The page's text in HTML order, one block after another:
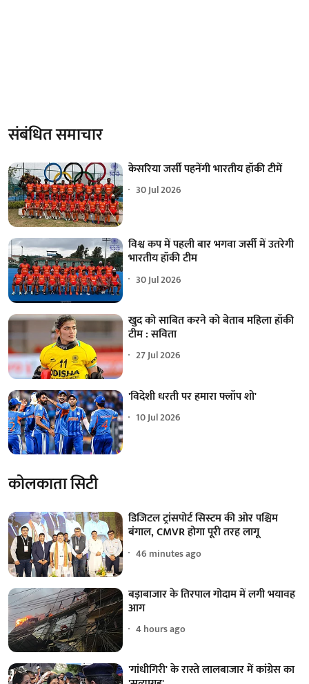
संबंधित समाचार
केसरिया जर्सी पहनेंगी भारतीय हॉकी टीमें
30 Jul 2026
विश्व कप में पहली बार भगवा जर्सी में उतरेगी
भारतीय हॉकी टीम
30 Jul 2026
खुद को साबित करने को बेताब महिला हॉकी
टीम : सविता
27 Jul 2026
'विदेशी धरती पर हमारा फ्लॉप शो'
10 Jul 2026
कोलकाता सिटी
डिजिटल ट्रांसपोर्ट सिस्टम की ओर पश्चिम
बंगाल, CMVR होगा पूरी तरह लागू
46 minutes ago
बड़ाबाजार के तिरपाल गोदाम में लगी भयावह
आग
4 hours ago
'गांधीगिरी' के रास्ते लालबाजार में कांग्रेस का